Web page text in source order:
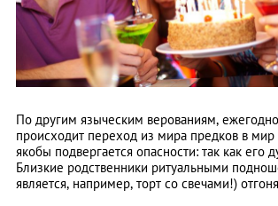
По другим языческим верованиям,
происходит переход из мира предков в
якобы подвергается опасности: так как его
Близкие родственники ритуальными
является, например, торт со свечами!)